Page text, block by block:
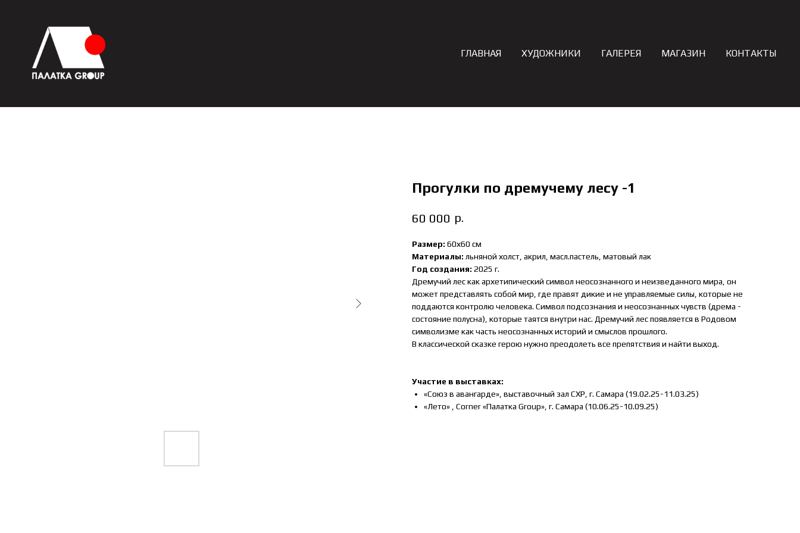
ГЛАВНАЯ ХУДОЖНИКИ ГАЛЕРЕЯ МАГАЗИН КОНТАКТЫ
Прогулки по дремучему лесу -1
60 000 р.
Размер: 60х60 см
Материалы: льняной холст, акрил, масл.пастель, матовый лак
Год создания: 2025 г.
Дремучий лес как архетипический символ неосознанного и неизведанного мира, он
может представлять собой мир, где правят дикие и не управляемые силы, которые не
поддаются контролю человека. Символ подсознания и неосознанных чувств (дрема -
состояние полусна), которые таятся внутри нас. Дремучий лес появляется в Родовом
символизме как часть неосознанных историй и смыслов прошлого.
В классической сказке герою нужно преодолеть все препятствия и найти выход.
Участие в выставках:
«Союз в авангарде», выставочный зал СХР, г. Самара (19.02.25-11.03.25)
«Лето» , Corner «Палатка Group», г. Самара (10.06.25-10.09.25)